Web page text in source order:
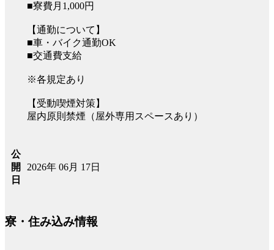
■寮費月1,000円
【通勤について】
■車・バイク通勤OK
■交通費支給
※各規定あり
【受動喫煙対策】
屋内原則禁煙（屋外専用スペースあり）
公
開
日
2026年 06月 17日
寮・住み込み情報